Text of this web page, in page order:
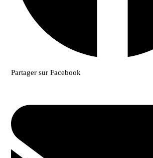
Partager sur Facebook